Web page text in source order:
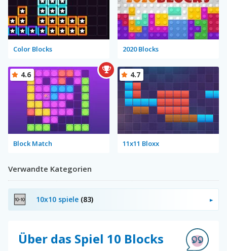
Color Blocks 2020 Blocks
Block Match
4.6
11x11 Bloxx
4.7
Verwandte Kategorien
10x10 spiele (83)
Über das Spiel 10 Blocks